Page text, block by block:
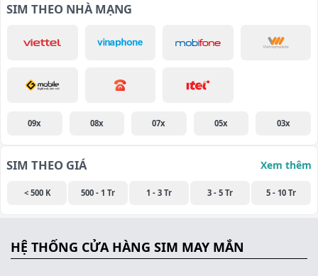
SIM THEO NHÀ MẠNG
09x 08x 07x 05x 03x
SIM THEO GIÁ Xem thêm
< 500 K 500 - 1 Tr 1 - 3 Tr 3 - 5 Tr 5 - 10 Tr
HỆ THỐNG CỬA HÀNG SIM MAY MẮN